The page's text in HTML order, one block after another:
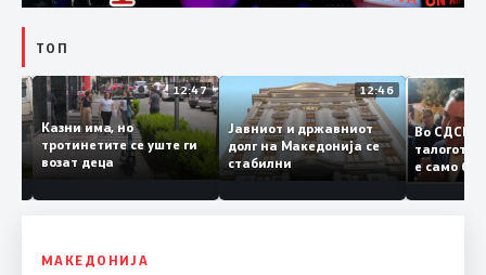
ТОП
12:50
и
12:47
Казни има, но
тротинетите се уште ги
возат деца
12:46
Јавниот и државниот
долг на Македонија се
стабилни
Во
е само
копија
Заев
МАКЕДОНИЈА